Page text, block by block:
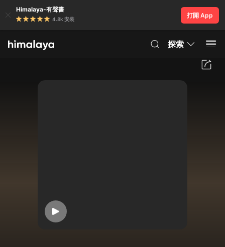
Himalaya-有聲書
4.8k 安裝
打開 App
探索